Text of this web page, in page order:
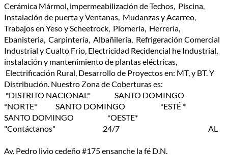
Cerámica Mármol, impermeabilización de Techos, Piscina,
Instalación de puerta y Ventanas, Mudanzas y Acarreo,
Trabajos en Yeso y Scheetrock, Plomería, Herrería,
Ebanisteria, Carpintería, Albañilería, Refrigeración Comercial
Industrial y Cualto Frio, Electricidad Recidencial he Industrial,
instalación y mantenimiento de plantas eléctricas,
Electrificación Rural, Desarrollo de Proyectos en: MT, y BT. Y
Distribución. Nuestro Zona de Coberturas es:
*DISTRITO NACIONAL* SANTO DOMINGO
*NORTE* SANTO DOMINGO *ESTÉ *
SANTO DOMINGO *OESTE*
"Contáctanos" 24/7 AL
Av. Pedro livio cedeño #175 ensanche la fé D.N.